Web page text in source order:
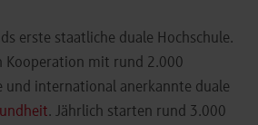
erste staatliche duale Hochschule.
Kooperation mit rund 2.000
international anerkannte duale
. Jährlich starten rund 3.000